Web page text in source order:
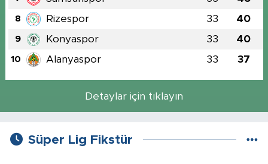
8 Rizespor 33 40
9 Konyaspor 33 40
10 Alanyaspor 33 37
Detaylar için tıklayın
Süper Lig Fikstür